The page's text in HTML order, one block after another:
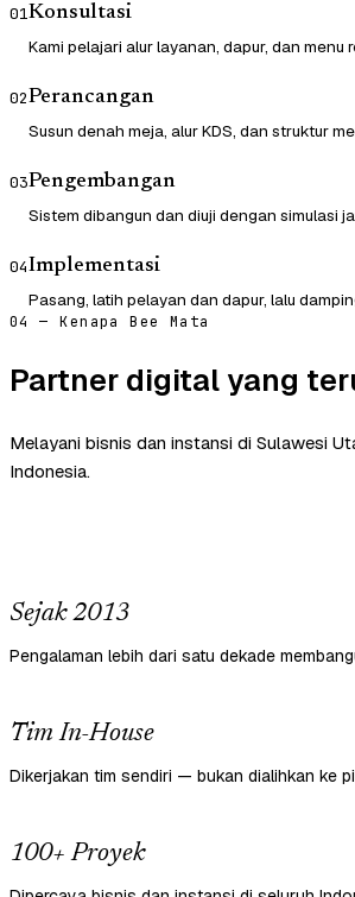
01Konsultasi
Kami pelajari alur layanan, dapur, dan menu
02Perancangan
Susun denah meja, alur KDS, dan struktur
03Pengembangan
Sistem dibangun dan diuji dengan simulasi
04Implementasi
Pasang, latih pelayan dan dapur, lalu
04 — Kenapa Bee Mata
Partner digital yang
Melayani bisnis dan instansi di Sulawesi
Indonesia.
Sejak 2013
Pengalaman lebih dari satu dekade
Tim In-House
Dikerjakan tim sendiri — bukan dialihkan ke
100+ Proyek